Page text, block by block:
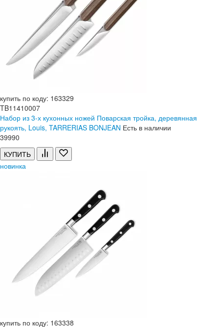
купить по коду: 163329
TB11410007
Набор из 3-х кухонных ножей Поварская тройка, деревянная
рукоять, Louis, TARRERIAS BONJEAN Есть в наличии
39990
КУПИТЬ
новинка
купить по коду: 163338